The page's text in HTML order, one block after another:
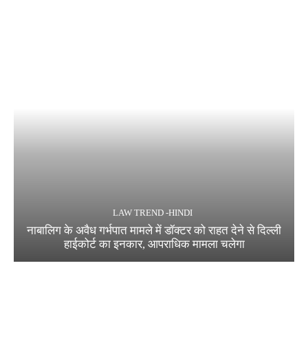
LAW TREND -HINDI
नाबालिग के अवैध गर्भपात मामले में डॉक्टर को राहत देने से दिल्ली
हाईकोर्ट का इनकार, आपराधिक मामला चलेगा